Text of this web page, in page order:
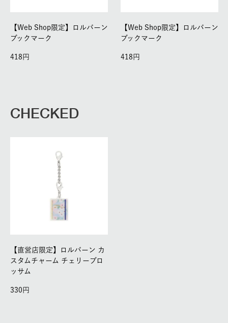
【Web Shop限定】ロルバーン
ブックマーク
418
【Web Shop限定】ロルバーン
ブックマーク
418
CHECKED
【直営店限定】ロルバーン カ
スタムチャーム チェリーブロ
ッサム
330